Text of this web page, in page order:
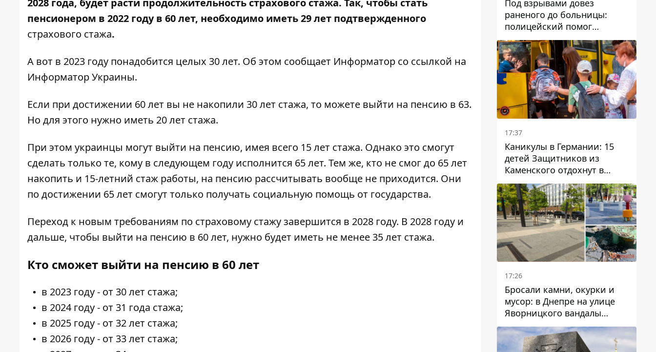
2028 года, будет расти продолжительность страхового стажа. Так, чтобы стать
пенсионером в 2022 году в 60 лет, необходимо иметь 29 лет подтвержденного
страхового стажа.
А вот в 2023 году понадобится целых 30 лет. Об этом сообщает Информатор со ссылкой на
Информатор Украины.
Если при достижении 60 лет вы не накопили 30 лет стажа, то можете выйти на пенсию в 63.
Но для этого нужно иметь 20 лет стажа.
При этом украинцы могут выйти на пенсию, имея всего 15 лет стажа. Однако это смогут
сделать только те, кому в следующем году исполнится 65 лет. Тем же, кто не смог до 65 лет
накопить и 15-летний стаж работы, на пенсию рассчитывать вообще не приходится. Они
по достижении 65 лет смогут только получать социальную помощь от государства.
Переход к новым требованиям по страховому стажу завершится в 2028 году. В 2028 году и
дальше, чтобы выйти на пенсию в 60 лет, нужно будет иметь не менее 35 лет стажа.
Кто сможет выйти на пенсию в 60 лет
в 2023 году - от 30 лет стажа;
в 2024 году - от 31 года стажа;
в 2025 году - от 32 лет стажа;
в 2026 году - от 33 лет стажа;
Под взрывами довез
раненого до больницы:
полицейский помог
пострадавшему после атаки
на Каменский район
17:37
Каникулы в Германии: 15
детей Защитников из
Каменского отдохнут в
Вуппертале
17:26
Бросали камни, окурки и
мусор: в Днепре на улице
Яворницкого вандалы
повредили питьевые
фонтаны